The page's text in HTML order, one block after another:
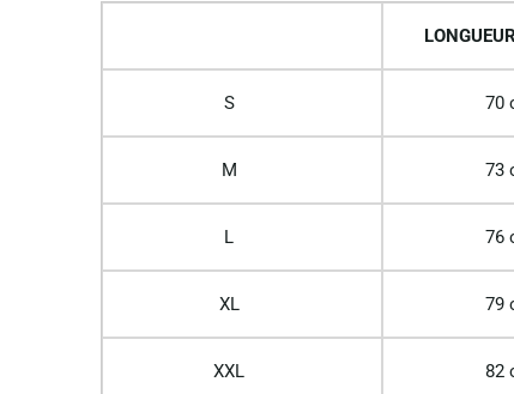
S 70
M 73
L 76
XL 79
XXL 82